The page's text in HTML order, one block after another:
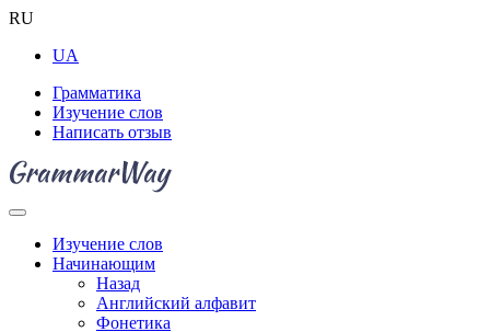
RU
UA
Грамматика
Изучение слов
Написать отзыв
Изучение слов
Начинающим
Назад
Английский алфавит
Фонетика